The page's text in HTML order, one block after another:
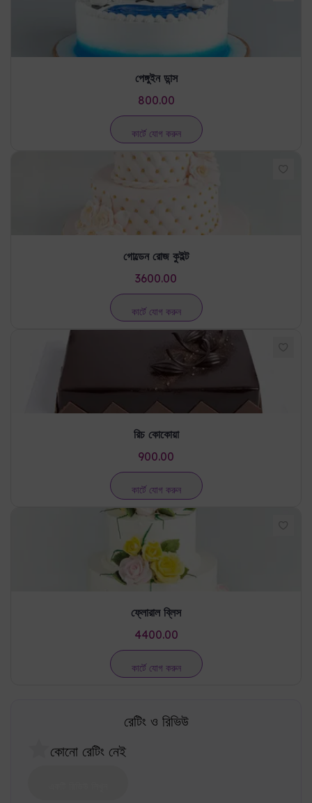
পেঙ্গুইন ডান্স
800.00
কার্টে যোগ করুন
গোল্ডেন রোজ কুইল্ট
3600.00
কার্টে যোগ করুন
রিচ কোকোয়া
900.00
কার্টে যোগ করুন
ফ্লোরাল ব্লিস
4400.00
কার্টে যোগ করুন
রেটিং ও রিভিউ
কোনো রেটিং নেই